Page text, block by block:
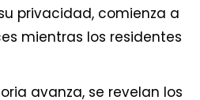
privacidad, comienza a
mientras los residentes
avanza, se revelan los